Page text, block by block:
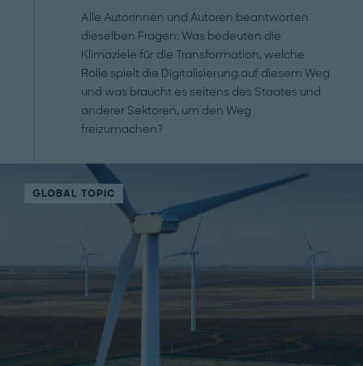
Alle Autorinnen und Autoren beantworten
dieselben Fragen: Was bedeuten die
Klimaziele für die Transformation, welche
Rolle spielt die Digitalisierung auf diesem Weg
und was braucht es seitens des Staates und
anderer Sektoren, um den Weg
freizumachen?
GLOBAL TOPIC